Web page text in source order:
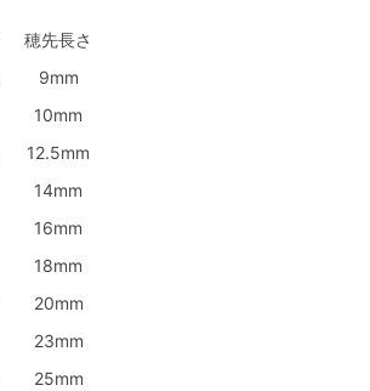
穂先長さ
9mm
10mm
12.5mm
14mm
16mm
18mm
20mm
23mm
25mm